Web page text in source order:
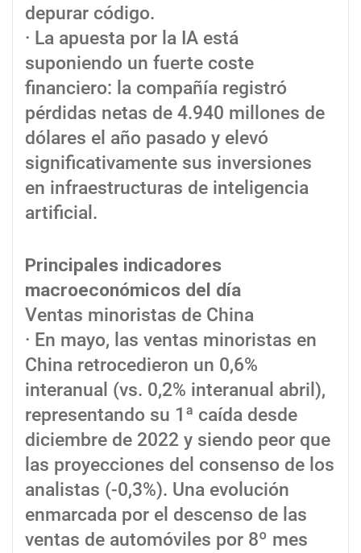
depurar código.
· La apuesta por la IA está
suponiendo un fuerte coste
financiero: la compañía registró
pérdidas netas de 4.940 millones de
dólares el año pasado y elevó
significativamente sus inversiones
en infraestructuras de inteligencia
artificial.
Principales indicadores
macroeconómicos del día
Ventas minoristas de China
· En mayo, las ventas minoristas en
China retrocedieron un 0,6%
interanual (vs. 0,2% interanual abril),
representando su 1ª caída desde
diciembre de 2022 y siendo peor que
las proyecciones del consenso de los
analistas (-0,3%). Una evolución
enmarcada por el descenso de las
ventas de automóviles por 8º mes